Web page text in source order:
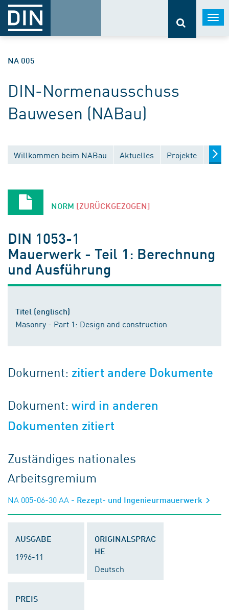
NA 005
DIN-Normenausschuss
Bauwesen (NABau)
Willkommen beim NABau Aktuelles Projekte
NORM [ZURÜCKGEZOGEN]
DIN 1053-1
Mauerwerk - Teil 1: Berechnung
und Ausführung
Titel (englisch)
Masonry - Part 1: Design and construction
Dokument: zitiert andere Dokumente
Dokument:wird in anderen
Dokumenten zitiert
Zuständiges nationales
Arbeitsgremium
NA 005-06-30 AA - Rezept- und Ingenieurmauerwerk
AUSGABE
1996-11
ORIGINALSPRAC
HE
Deutsch
PREIS